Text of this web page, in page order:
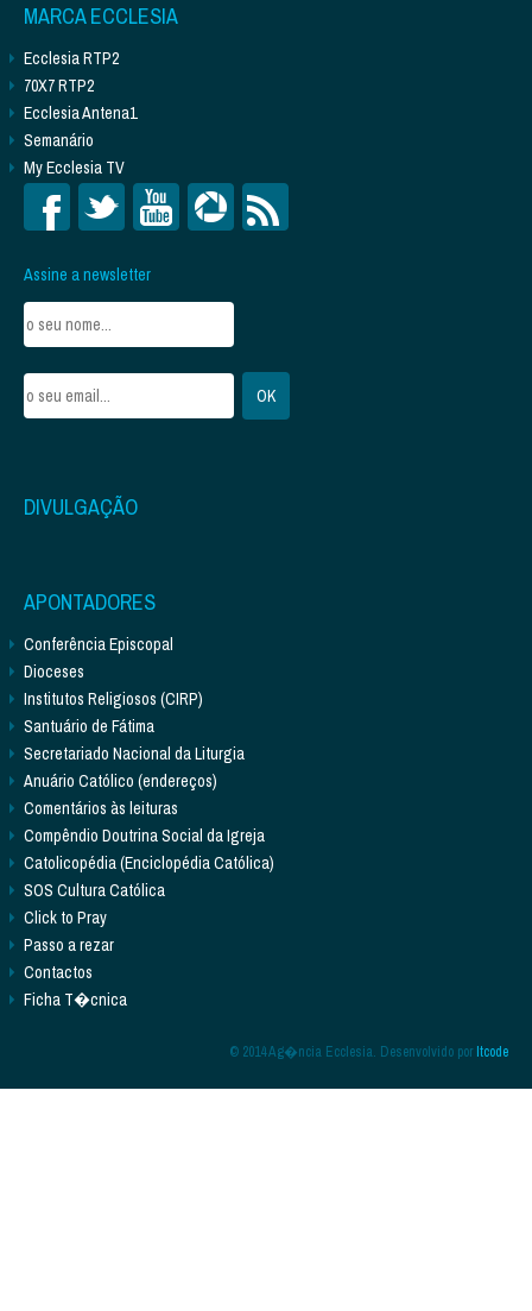
MARCA ECCLESIA
Ecclesia RTP2
70X7 RTP2
Ecclesia Antena1
Semanário
My Ecclesia TV
Assine a newsletter
DIVULGAÇÃO
APONTADORES
Conferência Episcopal
Dioceses
Institutos Religiosos (CIRP)
Santuário de Fátima
Secretariado Nacional da Liturgia
Anuário Católico (endereços)
Comentários às leituras
Compêndio Doutrina Social da Igreja
Catolicopédia (Enciclopédia Católica)
SOS Cultura Católica
Click to Pray
Passo a rezar
Contactos
Ficha T�cnica
© 2014 Ag�ncia Ecclesia. Desenvolvido porItcode